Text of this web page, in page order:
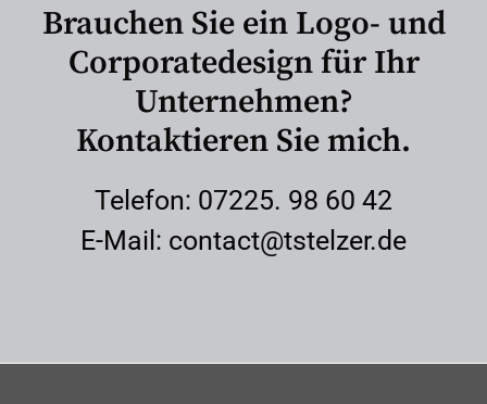
Brauchen Sie ein Logo- und
Corporatedesign für Ihr
Unternehmen?
Kontaktieren Sie mich.
Telefon: 07225. 98 60 42
E-Mail: contact@tstelzer.de